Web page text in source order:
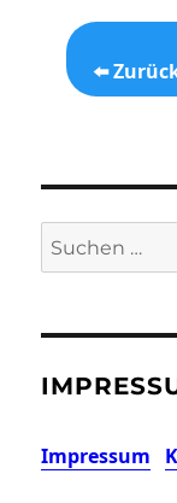
⬅️
Suchen
nach:
Impressum